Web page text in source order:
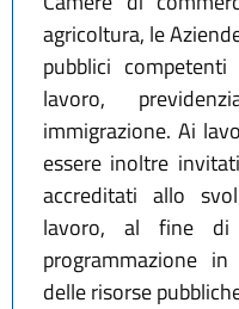
agricoltura, le
pubblici
lavoro,
immigrazione. Ai
essere inoltre
accreditati allo
lavoro, al fine di
programmazione
delle risorse